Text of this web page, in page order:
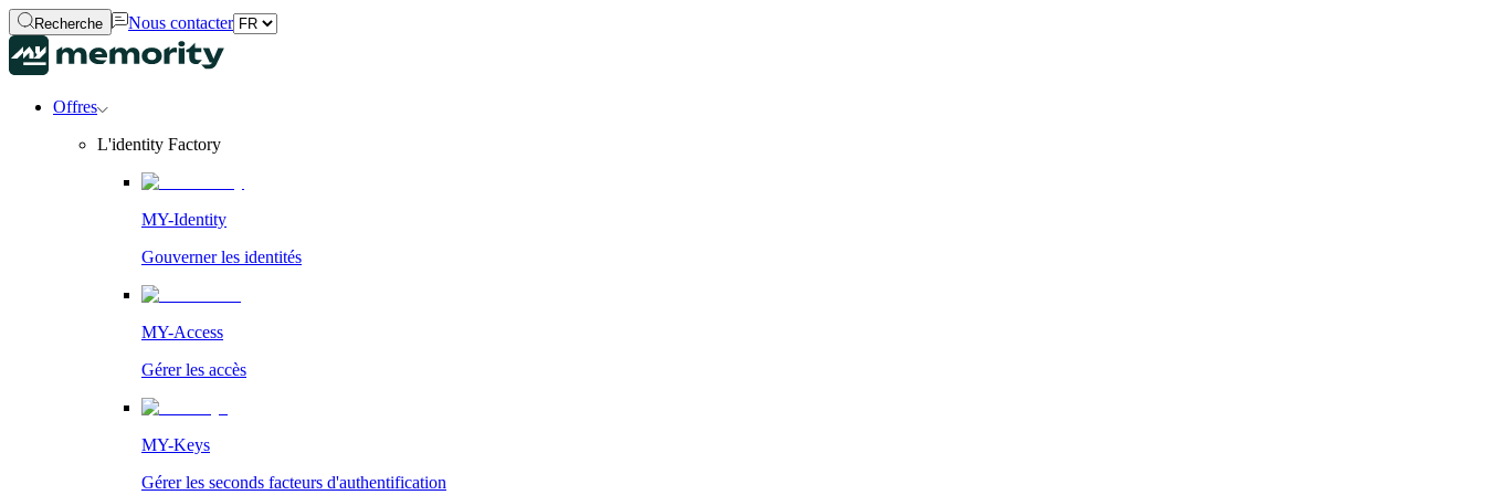
Recherche Nous contacter
Offres
L'identity Factory
MY-Identity
Gouverner les identités
MY-Access
Gérer les accès
MY-Keys
Gérer les seconds facteurs d'authentification